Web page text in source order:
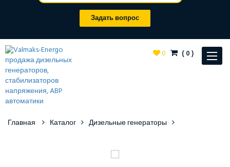
Задать вопрос
Toggle
0 (0)
Главная Каталог Дизельные генераторы